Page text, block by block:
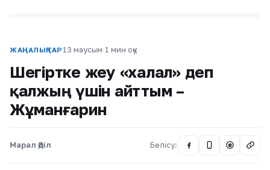
ЖАҢАЛЫҚТАР 13 маусым·1 мин оқу
Шегіртке жеу «халал» деп
қалжың үшін айттым –
Жұманғарин
Марал Әділ Бөлісу: @